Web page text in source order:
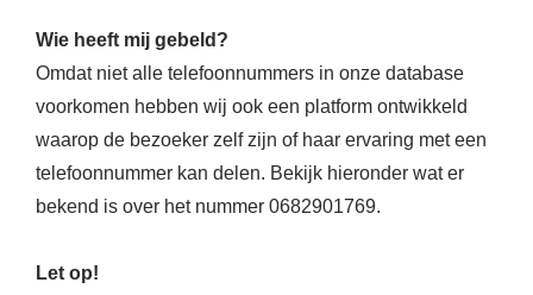
Wie heeft mij gebeld?
Omdat niet alle telefoonnummers in onze database
voorkomen hebben wij ook een platform ontwikkeld
waarop de bezoeker zelf zijn of haar ervaring met een
telefoonnummer kan delen. Bekijk hieronder wat er
bekend is over het nummer 0682901769.
Let op!